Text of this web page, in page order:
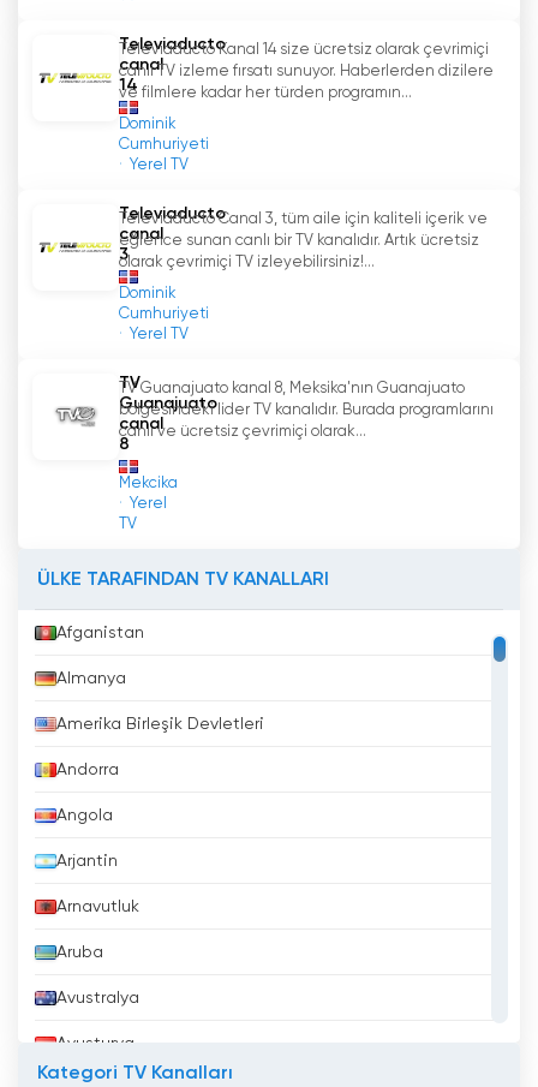
Televiaducto
canal
14
Dominik
Cumhuriyeti
Yerel TV
Televiaducto Kanal 14 size ücretsiz olarak çevrimiçi
canlı TV izleme fırsatı sunuyor. Haberlerden dizilere
ve filmlere kadar her türden programın...
Televiaducto
canal
3
Dominik
Cumhuriyeti
Yerel TV
Televiaducto Canal 3, tüm aile için kaliteli içerik ve
eğlence sunan canlı bir TV kanalıdır. Artık ücretsiz
olarak çevrimiçi TV izleyebilirsiniz!...
TV
Guanajuato
canal
8
Mekcika
Yerel
TV
TV Guanajuato kanal 8, Meksika'nın Guanajuato
bölgesindeki lider TV kanalıdır. Burada programlarını
canlı ve ücretsiz çevrimiçi olarak...
ÜLKE TARAFINDAN TV KANALLARI
Afganistan
Almanya
Amerika Birleşik Devletleri
Andorra
Angola
Arjantin
Arnavutluk
Aruba
Avustralya
Avusturya
Kategori TV Kanalları